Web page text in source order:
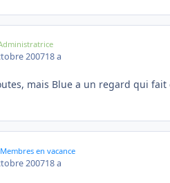
200718 a
mais Blue a un regard qui
Membres en vacance
200718 a